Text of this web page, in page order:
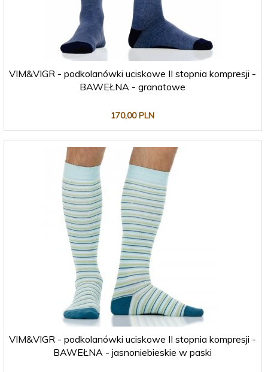
VIM&VIGR - podkolanówki uciskowe II stopnia kompresji -
BAWEŁNA - granatowe
170,00 PLN
VIM&VIGR - podkolanówki uciskowe II stopnia kompresji -
BAWEŁNA - jasnoniebieskie w paski